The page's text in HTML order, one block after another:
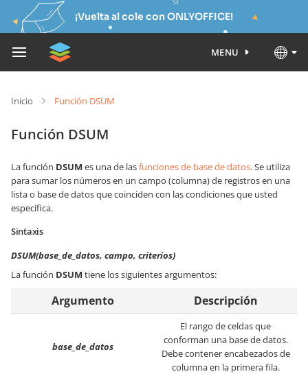
¡Vuelta al cole con ONLYOFFICE!
MENU
Inicio Función DSUM
Función DSUM
La función DSUM es una de lasfunciones de base de datos. Se utiliza
para sumar los números en un campo (columna) de registros en una
lista o base de datos que coinciden con las condiciones que usted
especifica.
Sintaxis
DSUM(base_de_datos, campo, criterios)
La función DSUM tiene los siguientes argumentos:
Argumento Descripción
base_de_datos
El rango de celdas que
conforman una base de datos.
Debe contener encabezados de
columna en la primera fila.